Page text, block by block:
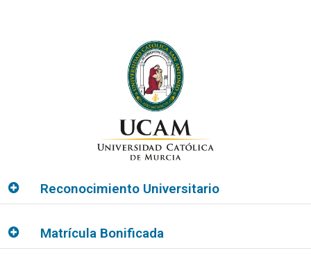
Reconocimiento Universitario
Matrícula Bonificada